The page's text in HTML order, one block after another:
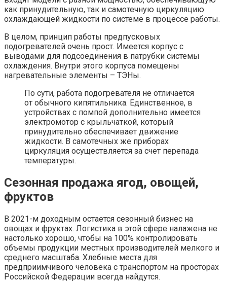
как принудительную, так и самотечную циркуляцию
охлаждающей жидкости по системе в процессе работы.
В целом, принцип работы предпусковых
подогревателей очень прост. Имеется корпус с
выводами для подсоединения в патрубки системы
охлаждения. Внутри этого корпуса помещены
нагревательные элементы – ТЭНы.
По сути, работа подогревателя не отличается
от обычного кипятильника. Единственное, в
устройствах с помпой дополнительно имеется
электромотор с крыльчаткой, который
принудительно обеспечивает движение
жидкости. В самотечных же приборах
циркуляция осуществляется за счет перепада
температуры.
Сезонная продажа ягод, овощей,
фруктов
В 2021-м доходным остается сезонный бизнес на
овощах и фруктах. Логистика в этой сфере налажена не
настолько хорошо, чтобы на 100% контролировать
объемы продукции местных производителей мелкого и
среднего масштаба. Хлебные места для
предприимчивого человека с транспортом на просторах
Российской Федерации всегда найдутся.